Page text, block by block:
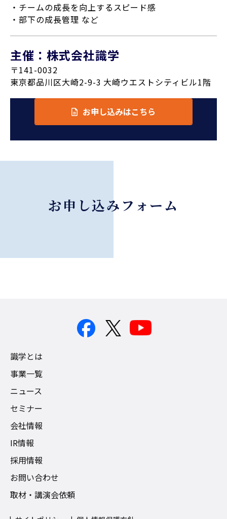
・チームの成長を向上するスピード感
・部下の成長管理 など
主催：株式会社識学
〒141-0032
東京都品川区大崎2-9-3 大崎ウエストシティビル1階
お申し込みはこちら
お申し込みフォーム
識学とは
事業一覧
ニュース
セミナー
会社情報
IR情報
採用情報
お問い合わせ
取材・講演会依頼